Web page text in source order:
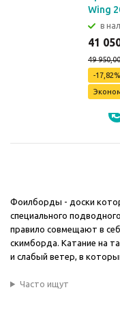
Wing
в
41
49
-17,82%
Фоилборды - доски
специального
правило совмещают в
скимборда. Катание на
и слабый ветер, в
Часто ищут